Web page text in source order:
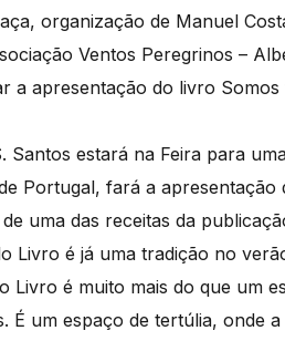
organização de Manuel
Ventos Peregrinos –
a apresentação do livro
estará na Feira para
Portugal, fará a
uma das receitas da
Livro é já uma tradição no
Livro é muito mais do que um
É um espaço de tertúlia, onde